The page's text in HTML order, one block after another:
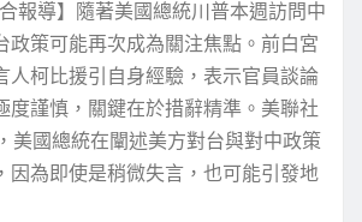
報導】隨著美國總統川普本週訪問中
政策可能再次成為關注焦點。前白宮
人柯比援引自身經驗，表示官員談論
度謹慎，關鍵在於措辭精準。美聯社
美國總統在闡述美方對台與對中政策
因為即使是稍微失言，也可能引發地